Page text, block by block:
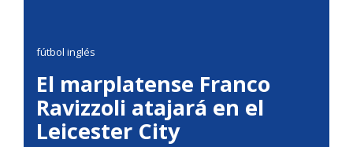
fútbol inglés
El marplatense Franco
Ravizzoli atajará en el
Leicester City